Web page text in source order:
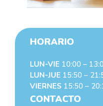
HORARIO
LUN-VIE 10:00 –
LUN-JUE 15:50 –
VIERNES 15:50 –
CONTACTO